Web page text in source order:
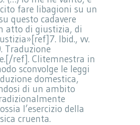
fare libagioni su un
questo cadavere
atto di giustizia, di
Ibid., vv.
Traduzione
ref]. Clitemnestra in
sconvolge le leggi
domestica,
di un ambito
l’esercizio della
cruenta.